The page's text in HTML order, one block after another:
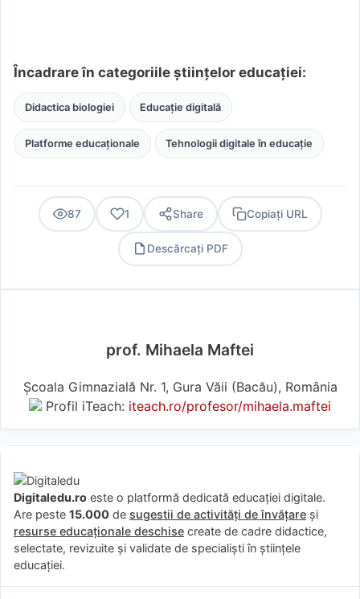
Încadrare în categoriile științelor educației:
Didactica biologiei Educație digitală
Platforme educaționale Tehnologii digitale în educație
87 1 Share Copiați URL
Descărcați PDF
prof. Mihaela Maftei
Școala Gimnazială Nr. 1, Gura Văii (Bacău), România
Profil iTeach: iteach.ro/profesor/mihaela.maftei
Digitaledu.ro este o platformă dedicată educației digitale.
Are peste 15.000 de sugestii de activități de învățare și
resurse educaționale deschise create de cadre didactice,
selectate, revizuite și validate de specialiști în științele
educației.